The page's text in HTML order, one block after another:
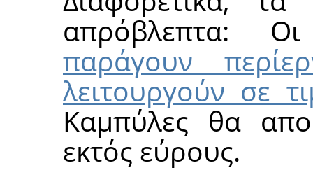
απρόβλεπτα:
παράγουν
λειτουργούν σε
Καμπύλες θα
εκτός εύρους.